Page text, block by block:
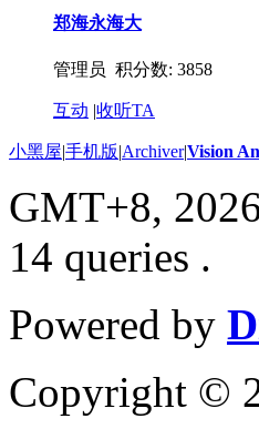
郑海永海大
管理员 积分数: 3858
互动 |收听TA
小黑屋|手机版|Archiver|Vision
GMT+8,
14 queries .
Powered by
Copyright ©